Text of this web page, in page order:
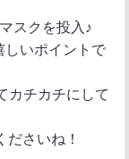
スクを投入♪
しいポイントで
カチカチにして
ださいね！